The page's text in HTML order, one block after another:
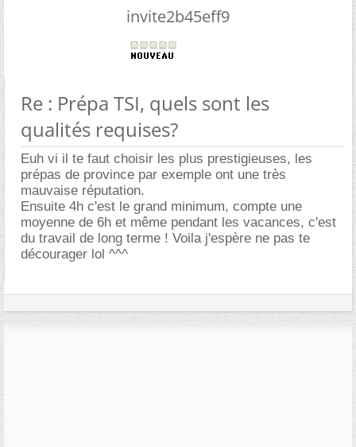
invite2b45eff9
Re : Prépa TSI, quels sont les
qualités requises?
Euh vi il te faut choisir les plus prestigieuses, les
prépas de province par exemple ont une très
mauvaise réputation.
Ensuite 4h c'est le grand minimum, compte une
moyenne de 6h et même pendant les vacances, c'est
du travail de long terme ! Voila j'espère ne pas te
décourager lol ^^^